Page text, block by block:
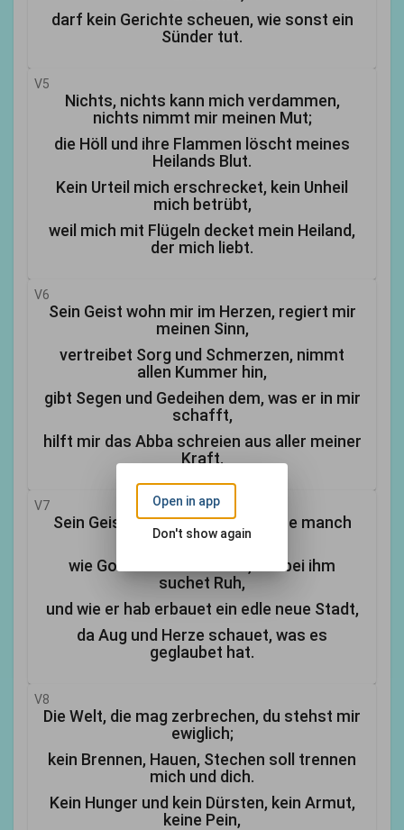
darf kein Gerichte scheuen, wie sonst ein
Sünder tut.
V5
Nichts, nichts kann mich verdammen,
nichts nimmt mir meinen Mut;
die Höll und ihre Flammen löscht meines
Heilands Blut.
Kein Urteil mich erschrecket, kein Unheil
mich betrübt,
weil mich mit Flügeln decket mein Heiland,
der mich liebt.
V6
Sein Geist wohn mir im Herzen, regiert mir
meinen Sinn,
vertreibet Sorg und Schmerzen, nimmt
allen Kummer hin,
gibt Segen und Gedeihen dem, was er in mir
schafft,
hilft mir das Abba schreien aus aller meiner
Kraft.
V7
Sein Geist spricht meinem Geiste manch
süßes Trostwort zu,
wie Gott dem Hilfe leiste, der bei ihm
suchet Ruh,
und wie er hab erbauet ein edle neue Stadt,
da Aug und Herze schauet, was es
geglaubet hat.
V8
Die Welt, die mag zerbrechen, du stehst mir
ewiglich;
kein Brennen, Hauen, Stechen soll trennen
mich und dich.
Kein Hunger und kein Dürsten, kein Armut,
keine Pein,
Open in app
Don't show again